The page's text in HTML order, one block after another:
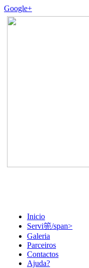
Google+
Inicio
Servi篼/span>
Galeria
Parceiros
Contactos
Ajuda?